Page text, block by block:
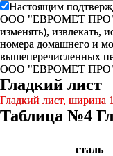
Настоящим
ООО "ЕВРОМЕТ ПРО" в
изменять), извлекать,
номера домашнего и
вышеперечисленных
ООО "ЕВРОМЕТ ПРО" и
Гладкий лист
Гладкий лист, ширина
Таблица №4
сталь